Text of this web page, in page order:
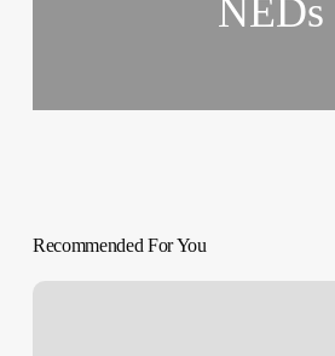
NEDs
Recommended For You
American